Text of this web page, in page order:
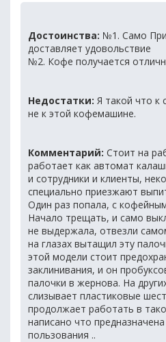
Достоинства: №1. Само
доставляет удовольствие
№2. Кофе получается
Недостатки: Я такой что к
не к этой кофемашине.
Комментарий: Стоит на
работает как автомат
и сотрудники и клиенты,
специально приезжают
Один раз попала, с
Начало трещать, и само
не выдержала, отвезли
на глазах вытащил эту
этой модели стоит
заклинивания, и он
палочки в жернова. На
слизывает пластиковые
продолжает работать в
написано что
пользования ..